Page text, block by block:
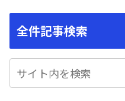
全件記事検索